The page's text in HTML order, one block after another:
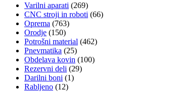
Varilni aparati (269)
CNC stroji in roboti (66)
Oprema (763)
Orodje (150)
Potrošni material (462)
Pnevmatika (25)
Obdelava kovin (100)
Rezervni deli (29)
Darilni boni (1)
Rabljeno (12)